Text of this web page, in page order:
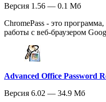
Версия 1.56 — 0.1 Мб
ChromePass - это
работы с веб-браузером
Advanced Office Password
Версия 6.02 — 34.9 Мб